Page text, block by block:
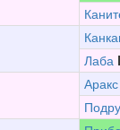
Лаба
Аракс